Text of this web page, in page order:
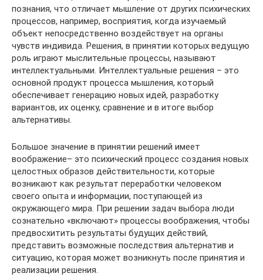
познания, что отличает мышление от других психических
процессов, например, восприятия, когда изучаемый
объект непосредственно воздействует на органы
чувств индивида. Решения, в принятии которых ведущую
роль играют мыслительные процессы, называют
интеллектуальными. Интеллектуальные решения – это
основной продукт процесса мышления, который
обеспечивает генерацию новых идей, разработку
вариантов, их оценку, сравнение и в итоге выбор
альтернативы.
Большое значение в принятии решений имеет
воображение– это психический процесс создания новых
целостных образов действительности, которые
возникают как результат переработки человеком
своего опыта и информации, поступающей из
окружающего мира. При решении задач выбора люди
сознательно «включают» процессы воображения, чтобы
предвосхитить результаты будущих действий,
представить возможные последствия альтернатив и
ситуацию, которая может возникнуть после принятия и
реализации решения.